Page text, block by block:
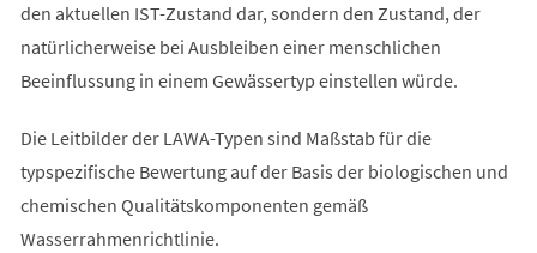
den aktuellen IST-Zustand dar, sondern den Zustand, der
natürlicherweise bei Ausbleiben einer menschlichen
Beeinflussung in einem Gewässertyp einstellen würde.
Die Leitbilder der LAWA-Typen sind Maßstab für die
typspezifische Bewertung auf der Basis der biologischen und
chemischen Qualitätskomponenten gemäß
Wasserrahmenrichtlinie.